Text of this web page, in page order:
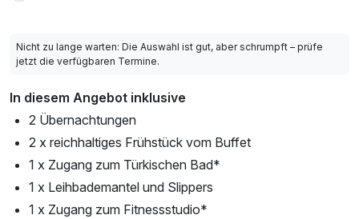
Nicht zu lange warten: Die Auswahl ist gut, aber schrumpft – prüfe
jetzt die verfügbaren Termine.
In diesem Angebot inklusive
2 Übernachtungen
2 x reichhaltiges Frühstück vom Buffet
1 x Zugang zum Türkischen Bad*
1 x Leihbademantel und Slippers
1 x Zugang zum Fitnessstudio*